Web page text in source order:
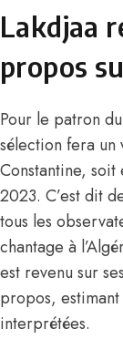
Lakdjaa
propos
Pour le patron
sélection fera un
Constantine,
2023. C’est dit
tous les
chantage à
est revenu sur
propos,
interprétées.